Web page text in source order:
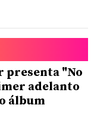
presenta "No
adelanto
álbum